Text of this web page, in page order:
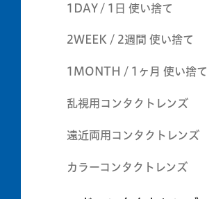
1DAY / 1日 使い捨て
2WEEK / 2週間 使い捨て
1MONTH / 1ヶ月 使い捨て
乱視用コンタクトレンズ
遠近両用コンタクトレンズ
カラーコンタクトレンズ